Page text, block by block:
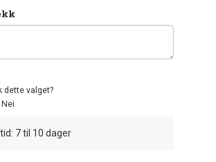
dette valget?
Nei
7 til 10 dager